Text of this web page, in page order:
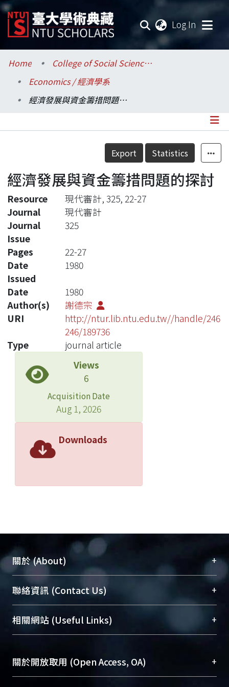
Log In
Communities & Collections
Research Outputs
Statistics
Home
College of Social Sciences / 社會科學院
Economics / 經濟學系
經濟發展與資金籌措問題的探討
Details
Export Statistics
經濟發展與資金籌措問題的探討
Resource
現代審計, 325, 22-27
Journal
現代審計
Journal
Issue
325
Pages
22-27
Date
Issued
1980
Date
1980
Author(s)
謝德宗
URI
http://ntur.lib.ntu.edu.tw//handle/246
246/189736
Type
journal article
Views
6
Acquisition Date
Aug 1, 2026
Downloads
關於 (About) +
臺大位居世界頂尖大學之列，為永久珍藏及向國際
展現本校豐碩的研究成果及學術能量，圖書館整合
機構典藏（NTUR）與學術庫（AH）不同功能平
台，成為臺大學術典藏NTU scholars。期能整合研
成果。
To permanently archive and promote researcher
聯絡資訊 (Contact Us) +
總館學科館員(Main Library)
醫學圖書館學科館員(Medical Library)
Sciences Library)
相關網站 (Useful Links) +
關於開放取用 (Open Access, OA) +